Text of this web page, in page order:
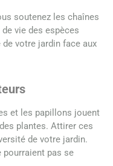
soutenez les chaînes
vie des espèces
votre jardin face aux
et les papillons jouent
plantes. Attirer ces
de votre jardin.
pourraient pas se